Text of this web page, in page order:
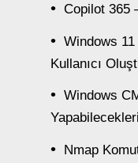
Copilot 365
Windows
Kullanıcı
Windows
Nmap